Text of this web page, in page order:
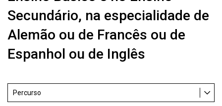
Secundário, na especialidade de
Alemão ou de Francês ou de
Espanhol ou de Inglês
Percurso